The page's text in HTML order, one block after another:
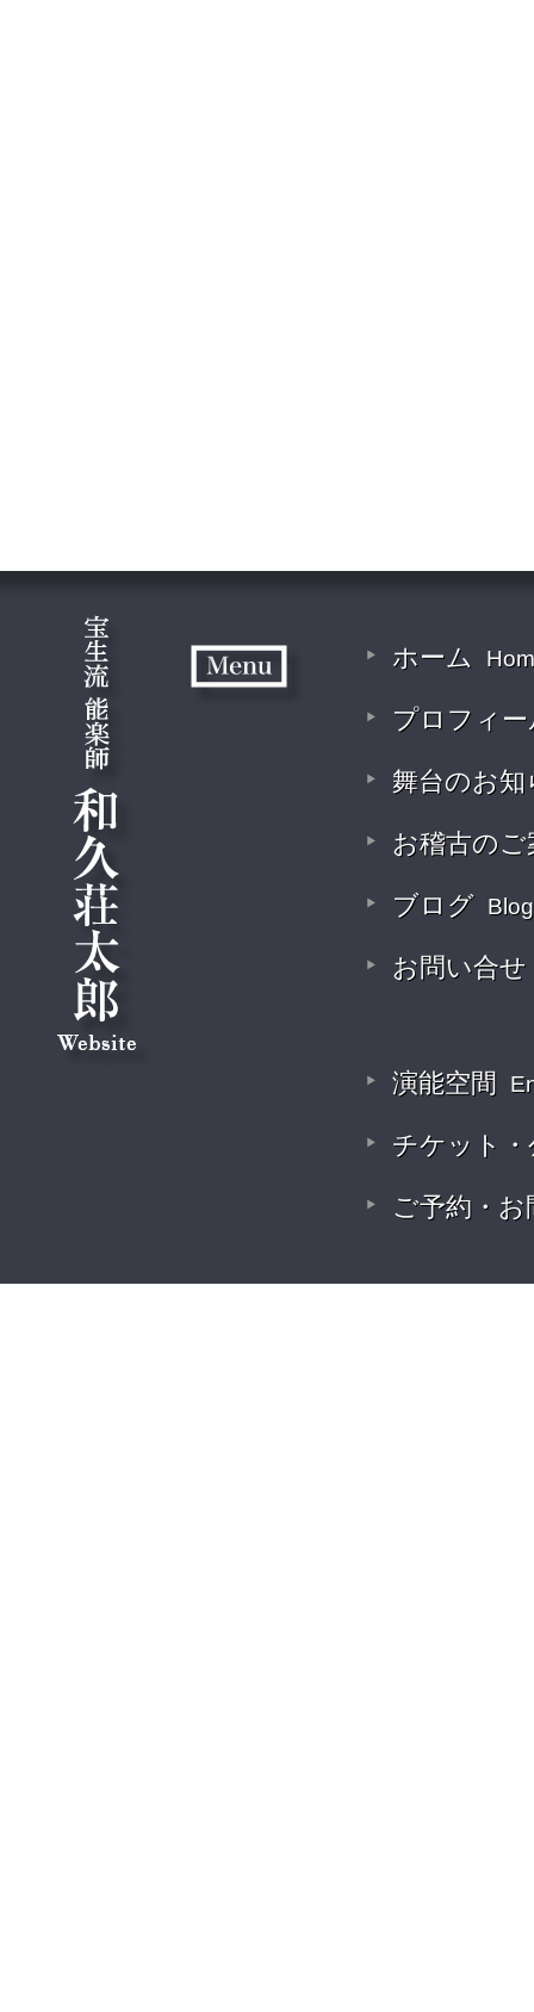
ホーム
プロフィ
舞台のお
お稽古の
ブログ Blog
お問い合せ
演能空間
チケット
ご予約・